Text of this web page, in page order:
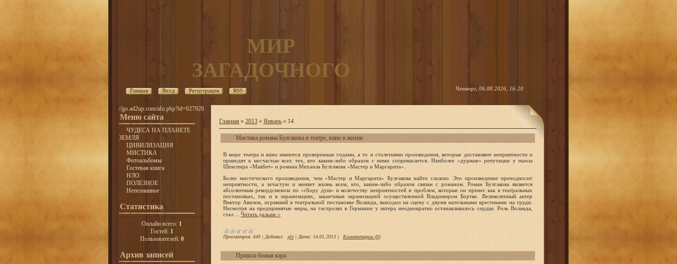
МИР
ЗАГАДОЧНОГО
Главная Вход Регистрация RSS Четверг, 06.08.2026, 16:20
//go.ad2up.com/afu.php?id=627928
Меню сайта
ЧУДЕСА НА ПЛАНЕТЕ
ЗЕМЛЯ
ЦИВИЛИЗАЦИЯ
МИСТИКА
Фотоальбомы
Гостевая книга
НЛО
ПОЛЕЗНОЕ
Непознанное
Статистика
Онлайн всего: 1
Гостей: 1
Пользователей: 0
Архив записей
Главная » 2013 » Январь » 14
Мистика романа Булгакова в театре, кино и жизни
В мире театра и кино имеются проверенные годами, а то и столетиями произведения, которые доставляют неприятности и
приводят к несчастью всех тех, кто каким-либо образом с ними соприкасается. Наиболее «дурные» репутации у пьесы
Шекспира «Макбет» и романа Михаила Булгакова «Мастер и Маргарита».
Более мистического произведения, чем «Мастер и Маргарита» Булгакова найти сложно. Это произведение преподносит
неприятности, а зачастую и меняет жизнь всем, кто, каким-либо образом связан с романом. Роман Булгакова является
абсолютным рекордсменом по «сбору душ» и количеству неприятностей и проблем, которые он принес как в театральных
постановках, так и в экранизациях, заканчивая экранизацией осуществленной Владимиром Бортко. Великолепный актер
Виктор Авилов, игравший в театральной постановке Воланда, выходил на сцену с двумя нательными крестиками на груди.
Несмотря на предпринятые меры, на гастролях в Германии у актера неоднократно останавливалось сердце. Роль Воланда,
стал
Читать дальше »
Просмотров: 440 | Добавил: plv | Дата: 14.01.2013 | Комментарии (0)
Пришла божья кара